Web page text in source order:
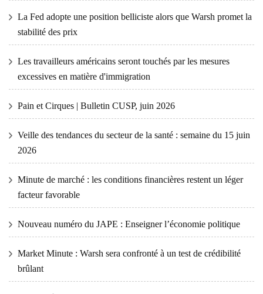
La Fed adopte une position belliciste alors que Warsh promet la
stabilité des prix
Les travailleurs américains seront touchés par les mesures
excessives en matière d'immigration
Pain et Cirques | Bulletin CUSP, juin 2026
Veille des tendances du secteur de la santé : semaine du 15 juin
2026
Minute de marché : les conditions financières restent un léger
facteur favorable
Nouveau numéro du JAPE : Enseigner l’économie politique
Market Minute : Warsh sera confronté à un test de crédibilité
brûlant